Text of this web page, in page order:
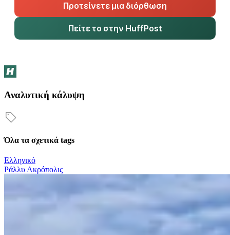
Προτείνετε μια διόρθωση
Πείτε το στην HuffPost
Αναλυτική κάλυψη
Όλα τα σχετικά tags
Ελληνικό
Ράλλυ Ακρόπολις